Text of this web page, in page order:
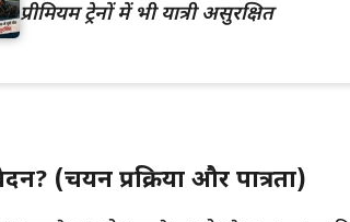
प्रीमियम ट्रेनों में भी यात्री असुरक्षित
(चयन प्रक्रिया और पात्रता)